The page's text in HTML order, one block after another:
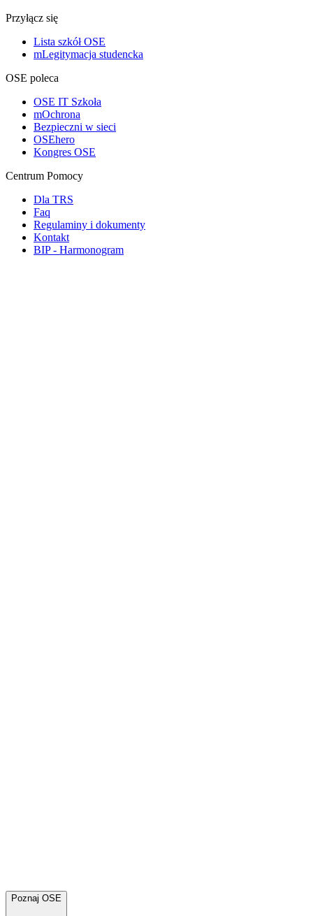
Przyłącz się
Lista szkół OSE
mLegitymacja studencka
OSE poleca
OSE IT Szkoła
mOchrona
Bezpieczni w sieci
OSEhero
Kongres OSE
Centrum Pomocy
Dla TRS
Faq
Regulaminy i dokumenty
Kontakt
BIP - Harmonogram
Poznaj OSE